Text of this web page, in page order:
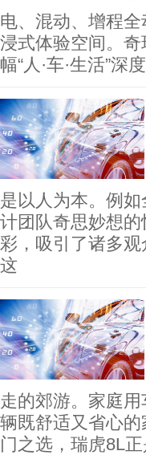
电、混动、增程
浸式体验空间。
幅“人·车·生活”
是以人为本。例
计团队奇思妙想
彩，吸引了诸多
这
走的郊游。家庭
辆既舒适又省心
门之选，瑞虎8L